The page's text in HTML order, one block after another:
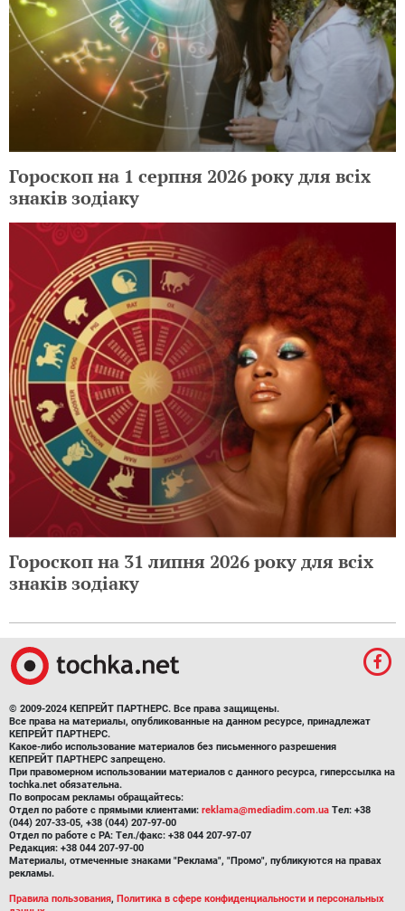
Гороскоп на 1 серпня 2026 року для всіх
знаків зодіаку
Гороскоп на 31 липня 2026 року для всіх
знаків зодіаку
© 2009-2024 КЕПРЕЙТ ПАРТНЕРС. Все права защищены.
Все права на материалы, опубликованные на данном ресурсе, принадлежат
КЕПРЕЙТ ПАРТНЕРС.
Какое-либо использование материалов без письменного разрешения
КЕПРЕЙТ ПАРТНЕРС запрещено.
При правомерном использовании материалов с данного ресурса, гиперссылка на
tochka.net обязательна.
По вопросам рекламы обращайтесь:
Отдел по работе с прямыми клиентами: reklama@mediadim.com.ua Тел: +38
(044) 207-33-05, +38 (044) 207-97-00
Отдел по работе с РА: Тел./факс: +38 044 207-97-07
Редакция: +38 044 207-97-00
Материалы, отмеченные знаками "Реклама", "Промо", публикуются на правах
рекламы.
Правила пользования, Политика в сфере конфиденциальности и персональных